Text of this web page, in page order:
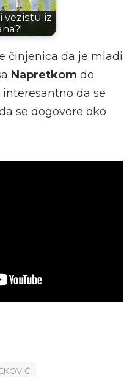
vezistu iz
činjenica da je mladi
Napretkom do
da se
se dogovore oko